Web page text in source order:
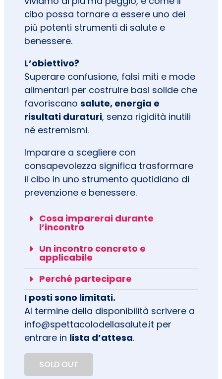
cibo possa tornare a essere uno dei
più potenti strumenti di salute e
benessere.
L’obiettivo?
Superare confusione, falsi miti e mode
alimentari per costruire basi solide che
favoriscano salute, energia e
risultati duraturi, senza rigidità inutili
né estremismi.
Imparare a scegliere con
consapevolezza significa trasformare
il cibo in uno strumento quotidiano di
prevenzione e benessere.
Cosa imparerai durante
l’incontro
Un incontro concreto e
applicabile
Perché partecipare
I posti sono limitati.
Al termine della disponibilità scrivere a
info@spettacolodellasalute.it per
entrare in lista d’attesa.
SOLD OUT